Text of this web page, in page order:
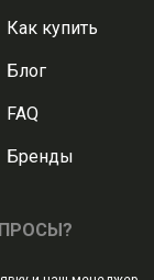
Как купить
Блог
FAQ
Бренды